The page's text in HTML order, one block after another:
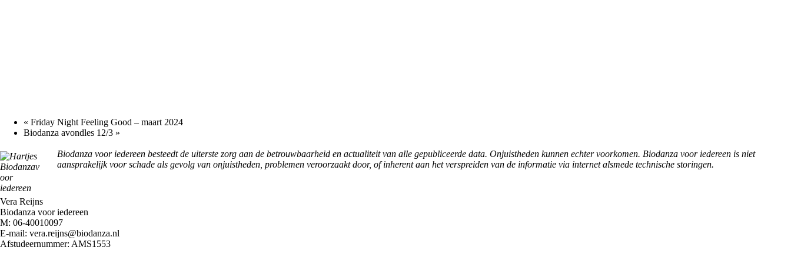
« Friday Night Feeling Good – maart 2024
Biodanza avondles 12/3 »
Biodanza voor iedereen besteedt de uiterste zorg aan de betrouwbaarheid en actualiteit van alle gepubliceerde data. Onjuistheden kunnen echter voorkomen. Biodanza voor iedereen is niet
aansprakelijk voor schade als gevolg van onjuistheden, problemen veroorzaakt door, of inherent aan het verspreiden van de informatie via internet alsmede technische storingen.
Vera Reijns
Biodanza voor iedereen
M: 06-40010097
E-mail: vera.reijns@biodanza.nl
Afstudeernummer: AMS1553